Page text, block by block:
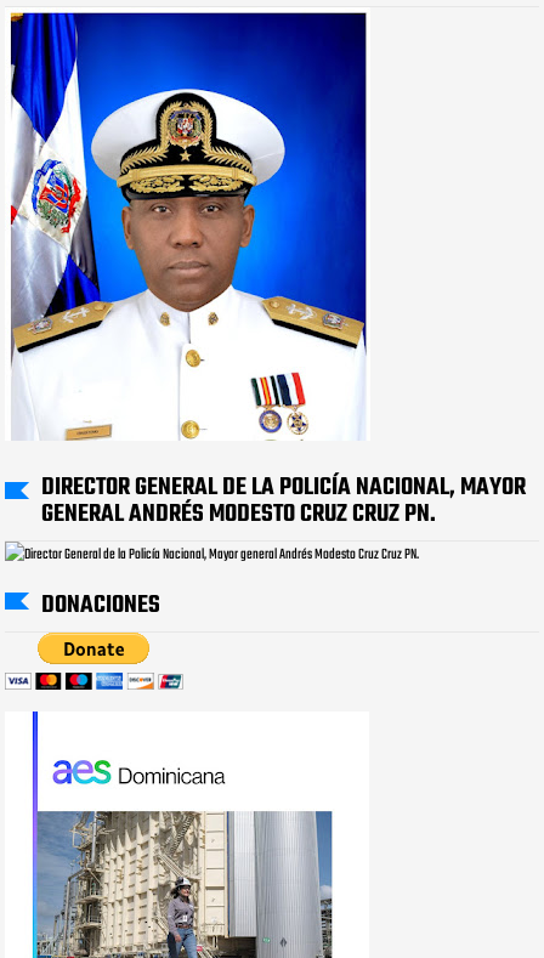
DIRECTOR GENERAL DE LA POLICÍA NACIONAL, MAYOR
GENERAL ANDRÉS MODESTO CRUZ CRUZ PN.
DONACIONES